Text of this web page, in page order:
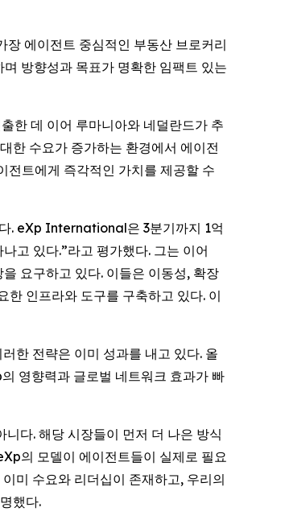
에이전트 중심적인 부동산 브로커리
방향성과 목표가 명확한 임팩트 있는
한 데 이어 루마니아와 네덜란드가 추
한 수요가 증가하는 환경에서 에이전
전트에게 즉각적인 가치를 제공할 수
. eXp International은 3분기까지 1억
고 있다.”라고 평가했다. 그는 이어
요구하고 있다. 이들은 이동성, 확장
인프라와 도구를 구축하고 있다. 이
한 전략은 이미 성과를 내고 있다. 올
영향력과 글로벌 네트워크 효과가 빠
다. 해당 시장들이 먼저 더 나은 방식
의 모델이 에이전트들이 실제로 필요
미 수요와 리더십이 존재하고, 우리의
했다.